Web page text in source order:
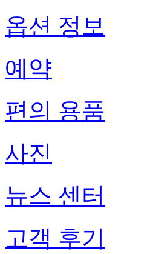
옵션 정보
예약
편의 용품
사진
뉴스 센터
고객 후기